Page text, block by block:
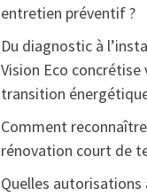
entretien préventif ?
Du diagnostic à
Vision Eco
transition
Comment
rénovation court de
Quelles